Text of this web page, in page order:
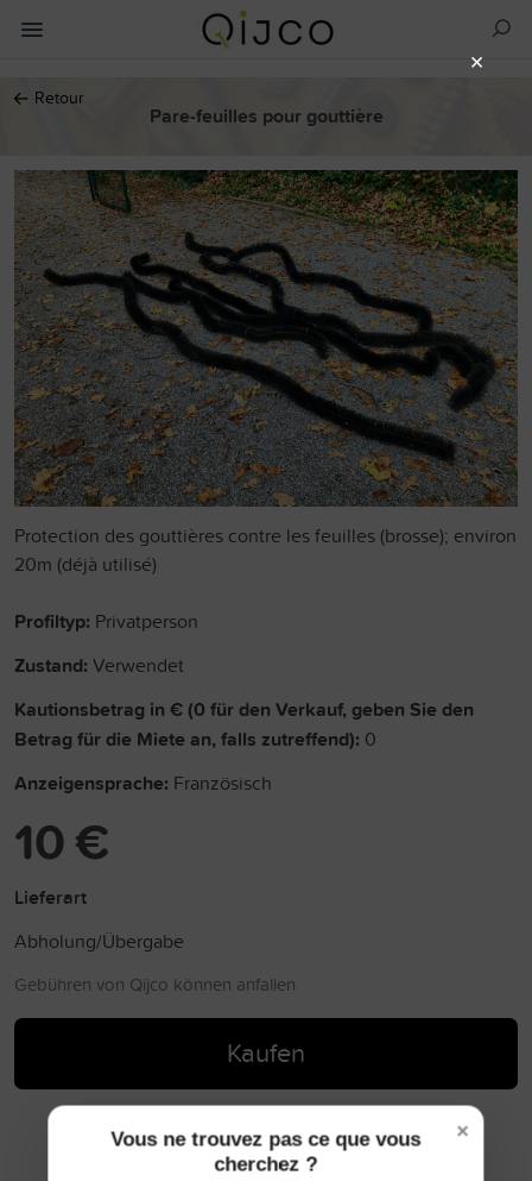
← Retour
Pare-feuilles pour gouttière
Protection des gouttières contre les feuilles (brosse); environ
20m (déjà utilisé)
Profiltyp: Privatperson
Zustand: Verwendet
Kautionsbetrag in € (0 für den Verkauf, geben Sie den
Betrag für die Miete an, falls zutreffend): 0
Anzeigensprache: Französisch
10 €
Lieferart
Abholung/Übergabe
Gebühren von Qijco können anfallen
Kaufen
×
×
Vous ne trouvez pas ce que vous
cherchez ?